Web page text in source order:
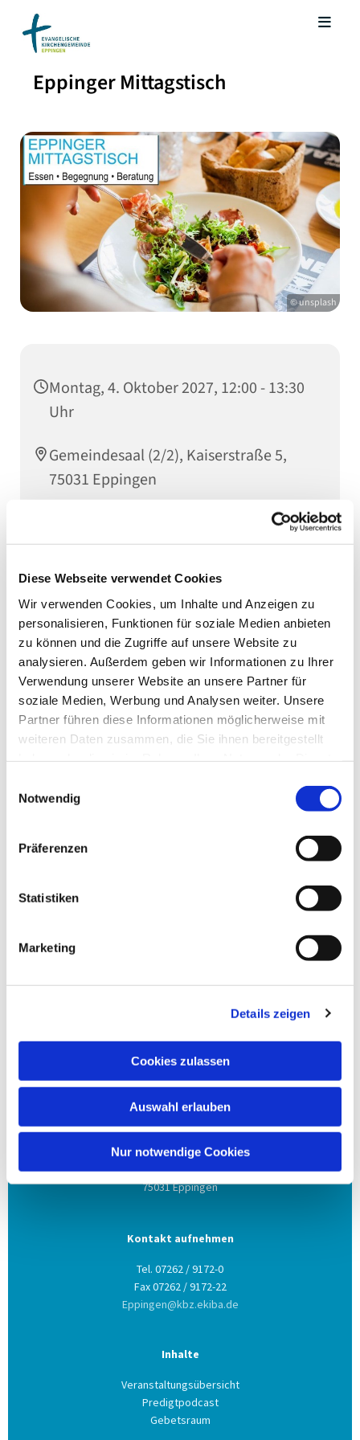
Diese Webseite verwendet Cookies
Wir verwenden Cookies, um Inhalte und Anzeigen zu
personalisieren, Funktionen für soziale Medien anbieten
zu können und die Zugriffe auf unsere Website zu
analysieren. Außerdem geben wir Informationen zu Ihrer
Verwendung unserer Website an unsere Partner für
soziale Medien, Werbung und Analysen weiter. Unsere
Partner führen diese Informationen möglicherweise mit
weiteren Daten zusammen, die Sie ihnen bereitgestellt
Notwendig
Präferenzen
Statistiken
Marketing
Details zeigen
Cookies zulassen
Auswahl erlauben
Nur notwendige Cookies
Eppinger Mittagstisch
© unsplash
Montag, 4. Oktober 2027, 12:00 - 13:30
Uhr
Gemeindesaal (2/2), Kaiserstraße 5,
75031 Eppingen
bis 13.30 Uhr im Evang. Gemeindehaus in der
Kaiserstraße 5. Es wird wöchentlich ein leckeres
Mittagessen angeboten. Eine Anmeldung ist nicht
erforderlich. Weitere Infos gibt es im Pfarramt Tel.
07262 91270. Lassen Sie sich einladen und laden Sie
auch andere dazu ein!
Evang. Kirchengemeinde Eppingen
Ludwig-Zorn-Str. 12
75031 Eppingen
Kontakt aufnehmen
Tel. 07262 / 9172-0
Fax 07262 / 9172-22
Eppingen@kbz.ekiba.de
Inhalte
Veranstaltungsübersicht
Predigtpodcast
Gebetsraum